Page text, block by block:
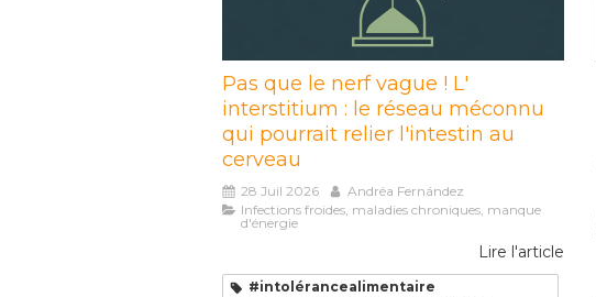
Pas que le nerf vague ! L'
interstitium : le réseau méconnu
qui pourrait relier l'intestin au
cerveau
28 Juil 2026
Andréa Fernández
Infections froides, maladies chroniques, manque
d'énergie
Lire l'article
#intolérancealimentaire